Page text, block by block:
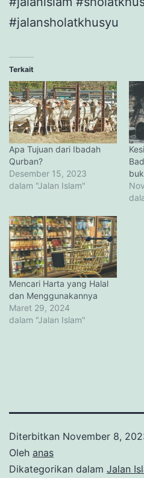
#jalansholatkhusyu
Terkait
Apa Tujuan dari Ibadah
Qurban?
Desember 15, 2023
dalam "Jalan Islam"
Mencari Harta yang Halal
dan Menggunakannya
Maret 29, 2024
dalam "Jalan Islam"
Diterbitkan November 8,
Oleh anas
Dikategorikan dalam Jalan